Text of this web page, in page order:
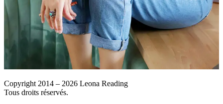
Copyright 2014 – 2026 Leona Reading
Tous droits réservés.